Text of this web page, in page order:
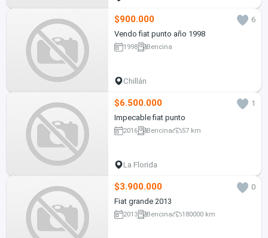
$900.000
6
Vendo fiat punto año 1998
1998 Bencina
Chillán
$6.500.000
1
Impecable fiat punto
2016 Bencina 57 km
La Florida
$3.900.000
0
Fiat grande 2013
2013 Bencina 180000 km